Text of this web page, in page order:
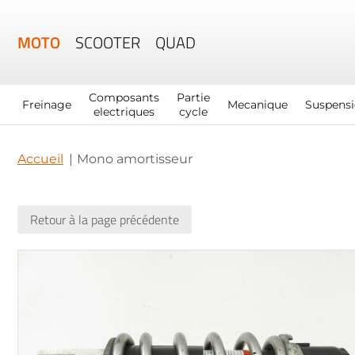
MOTO SCOOTER QUAD
Freinage
Composants
electriques
Partie
cycle
Mecanique
Accueil Mono amortisseur
Retour à la page précédente
images